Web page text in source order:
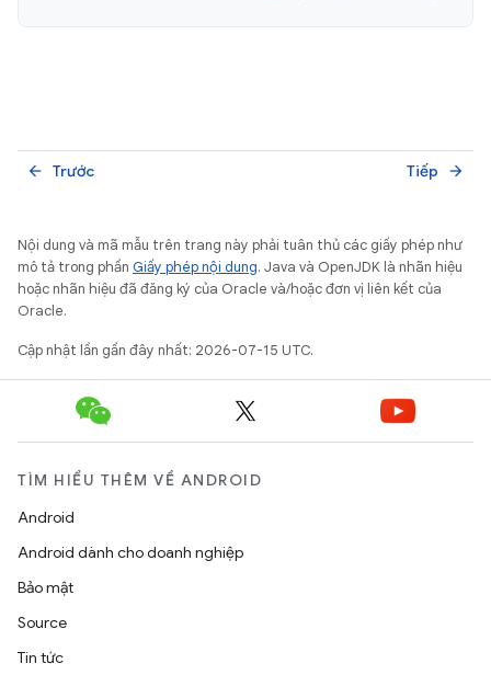
Trước
arrow_back Tiếp arrow_forward
Nội dung và mã mẫu trên trang này phải tuân thủ các giấy phép như
mô tả trong phần Giấy phép nội dung. Java và OpenJDK là nhãn hiệu
hoặc nhãn hiệu đã đăng ký của Oracle và/hoặc đơn vị liên kết của
Oracle.
Cập nhật lần gần đây nhất: 2026-07-15 UTC.
TÌM HIỂU THÊM VỀ ANDROID
Android
Android dành cho doanh nghiệp
Bảo mật
Source
Tin tức